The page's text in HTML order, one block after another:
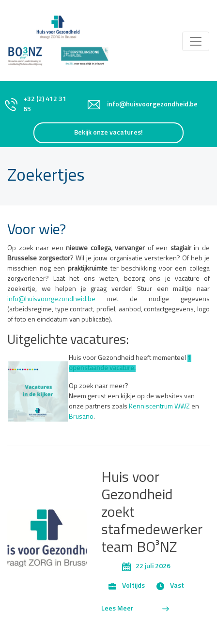
+32 (2) 412 31
65
info@huisvoorgezondheid.be
Bekijk onze vacatures!
Zoekertjes
Voor wie?
Op zoek naar eennieuwe collega, vervanger of een stagiairin de
Brusselse zorgsector? Wil je jouw organisatie versterken? Of heb je
misschien nog een praktijkruimteter beschikking voor een collega
zorgverlener? Laat het ons weten, bezorg ons je vacature of
zoekertje, we helpen je graag verder! Stuur een mailtje naar
info@huisvoorgezondheid.be met de nodige gegevens
(arbeidsregime, type contract, profiel, aanbod, contactgegevens, logo
of foto en einddatum van publicatie).
Uitgelichte vacatures:
Huis voor Gezondheid heeft momenteel 1
openstaande vacature.
Op zoek naar meer?
Neem gerust een kijkje op de websites van
onze partners zoals Kenniscentrum WWZ en
Brusano.
Huis voor
Gezondheid
zoekt
stafmedewerker
team BO³NZ
22 juli 2026
Voltijds Vast
Lees Meer